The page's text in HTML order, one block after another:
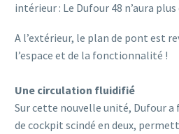
intérieur : Le Dufour 48 n’aura
A l’extérieur, le plan de pont est
l’espace et de la fonctionnalité !
Une circulation fluidifié
Sur cette nouvelle unité, Dufour a
de cockpit scindé en deux,